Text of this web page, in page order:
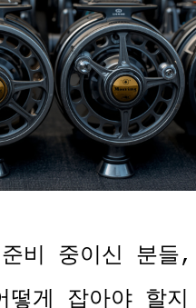
비 중이신 분들,
떻게 잡아야 할지